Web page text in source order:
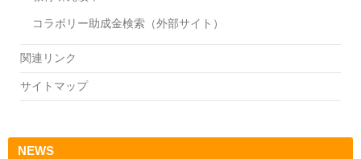
ご
コラボリー助成金検索（外部サイト）
関連リンク
サイトマップ
NEWS